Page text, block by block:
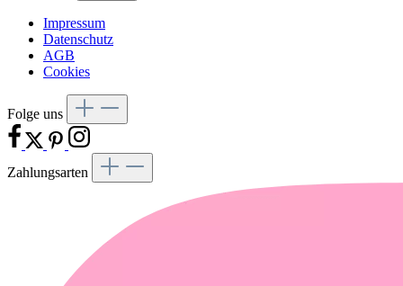
Impressum
Datenschutz
AGB
Cookies
Folge uns
Zahlungsarten